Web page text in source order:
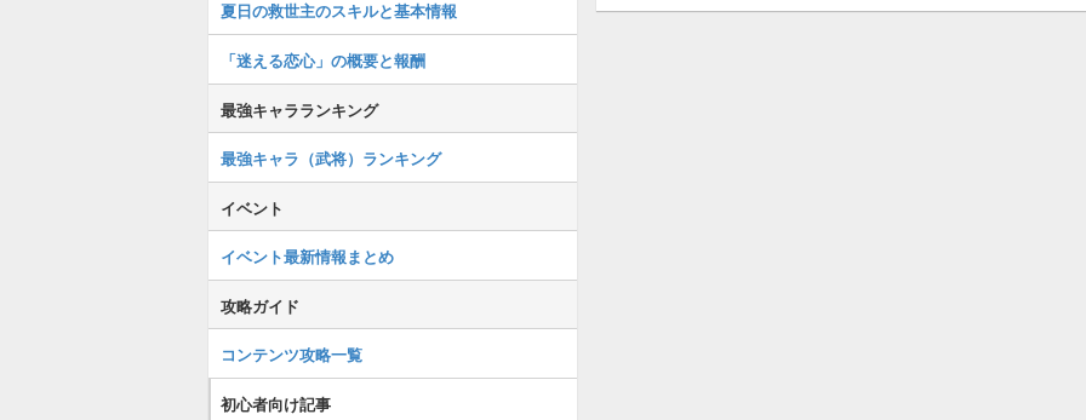
夏日の救世主のスキルと基本情報
「迷える恋心」の概要と報酬
最強キャラランキング
最強キャラ（武将）ランキング
イベント
イベント最新情報まとめ
攻略ガイド
コンテンツ攻略一覧
初心者向け記事